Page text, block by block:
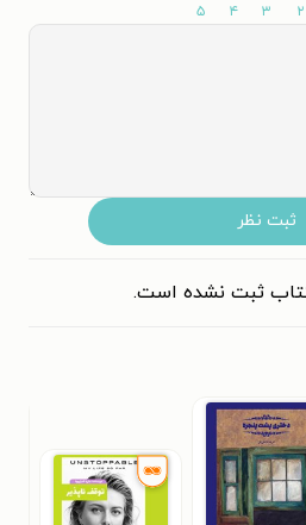
۲ ۳ ۴ ۵
ثبت نظر
ثبت نشده است.